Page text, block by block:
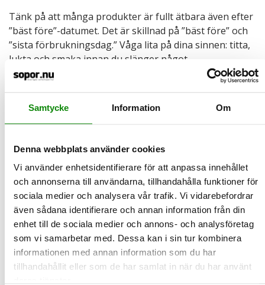
Samtycke Information Om
Denna webbplats använder cookies
Vi använder enhetsidentifierare för att anpassa innehållet
och annonserna till användarna, tillhandahålla funktioner för
sociala medier och analysera vår trafik. Vi vidarebefordrar
även sådana identifierare och annan information från din
enhet till de sociala medier och annons- och analysföretag
som vi samarbetar med. Dessa kan i sin tur kombinera
informationen med annan information som du har
tillhandahållit eller som de har samlat in när du har använt
Tänk på att många produkter är fullt ätbara även efter
”bäst före”-datumet. Det är skillnad på ”bäst före” och
”sista förbrukningsdag.” Våga lita på dina sinnen: titta,
lukta och smaka innan du slänger något.
Enkla tips för att minska ditt matsvinn:
Sänk temperaturen i kylen. Vid 4 grader håller maten
längre.
har i ditt kylskåp, i din frys och i ditt skafferi innan du
går och handlar.
Lita på dina sinnen, titta, lukta och smaka och kasta
inte mat i onödan.
2022-11-30
Julkalender med återvinningstips